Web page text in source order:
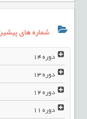
شماره های پیشین
دوره14
دوره13
دوره12
دوره11